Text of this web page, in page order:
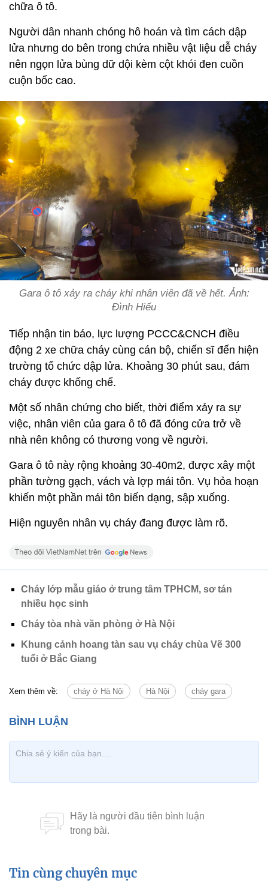
chữa ô tô.
Người dân nhanh chóng hô hoán và tìm cách dập
lửa nhưng do bên trong chứa nhiều vật liệu dễ cháy
nên ngọn lửa bùng dữ dội kèm cột khói đen cuồn
cuộn bốc cao.
Gara ô tô xảy ra cháy khi nhân viên đã về hết. Ảnh:
Đình Hiếu
Tiếp nhận tin báo, lực lượng PCCC&CNCH điều
động 2 xe chữa cháy cùng cán bộ, chiến sĩ đến hiện
trường tổ chức dập lửa. Khoảng 30 phút sau, đám
cháy được khống chế.
Một số nhân chứng cho biết, thời điểm xảy ra sự
việc, nhân viên của gara ô tô đã đóng cửa trở về
nhà nên không có thương vong về người.
Gara ô tô này rộng khoảng 30-40m2, được xây một
phần tường gạch, vách và lợp mái tôn. Vụ hỏa hoạn
khiến một phần mái tôn biến dạng, sập xuống.
Hiện nguyên nhân vụ cháy đang được làm rõ.
Cháy lớp mẫu giáo ở trung tâm TPHCM, sơ tán
nhiều học sinh
Cháy tòa nhà văn phòng ở Hà Nội
Khung cảnh hoang tàn sau vụ cháy chùa Vẽ 300
tuổi ở Bắc Giang
Xem thêm về: cháy ở Hà Nội Hà Nội cháy gara
Tin cùng chuyên mục